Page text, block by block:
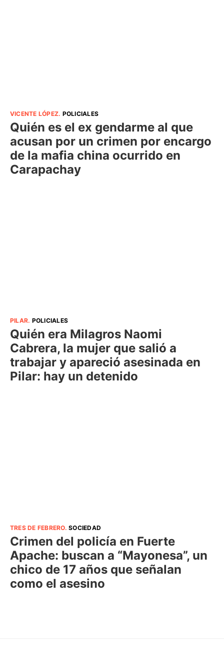
VICENTE LÓPEZ. POLICIALES
Quién es el ex gendarme al que
acusan por un crimen por encargo
de la mafia china ocurrido en
Carapachay
PILAR. POLICIALES
Quién era Milagros Naomi
Cabrera, la mujer que salió a
trabajar y apareció asesinada en
Pilar: hay un detenido
TRES DE FEBRERO.SOCIEDAD
Crimen del policía en Fuerte
Apache: buscan a “Mayonesa”, un
chico de 17 años que señalan
como el asesino